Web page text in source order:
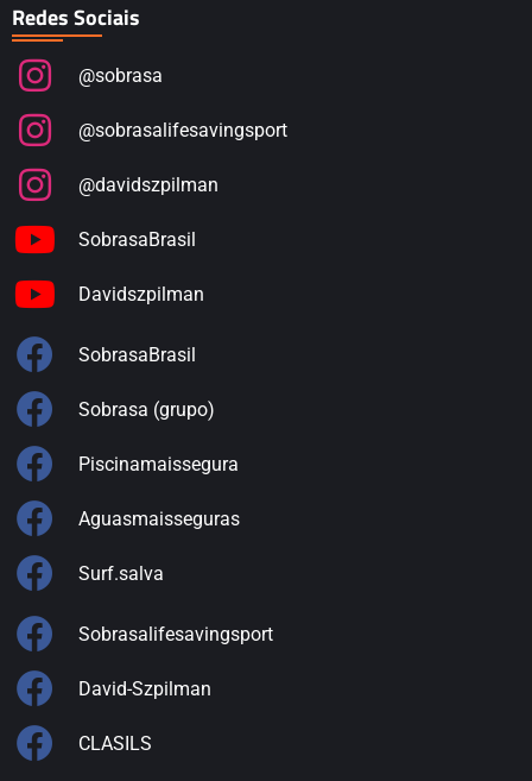
Redes Sociais
@sobrasa
@sobrasalifesavingsport
@davidszpilman
SobrasaBrasil
Davidszpilman
SobrasaBrasil
Sobrasa (grupo)
Piscinamaissegura
Aguasmaisseguras
Surf.salva
Sobrasalifesavingsport
David-Szpilman
CLASILS